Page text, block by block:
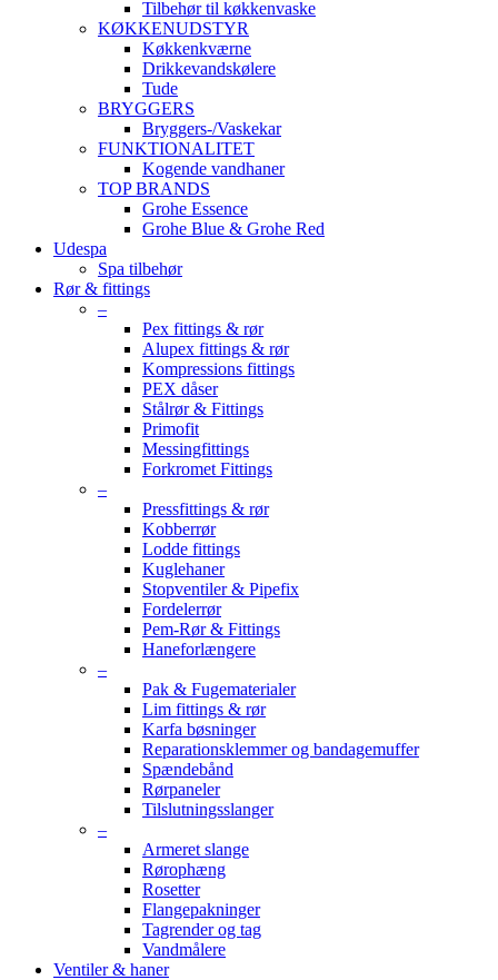
Tilbehør til køkkenvaske
KØKKENUDSTYR
Køkkenkværne
Drikkevandskølere
Tude
BRYGGERS
Bryggers-/Vaskekar
FUNKTIONALITET
Kogende vandhaner
TOP BRANDS
Grohe Essence
Grohe Blue & Grohe Red
Udespa
Spa tilbehør
Rør & fittings
–
Pex fittings & rør
Alupex fittings & rør
Kompressions fittings
PEX dåser
Stålrør & Fittings
Primofit
Messingfittings
Forkromet Fittings
–
Pressfittings & rør
Kobberrør
Lodde fittings
Kuglehaner
Stopventiler & Pipefix
Fordelerrør
Pem-Rør & Fittings
Haneforlængere
–
Pak & Fugematerialer
Lim fittings & rør
Karfa bøsninger
Reparationsklemmer og bandagemuffer
Spændebånd
Rørpaneler
Tilslutningsslanger
–
Armeret slange
Rørophæng
Rosetter
Flangepakninger
Tagrender og tag
Vandmålere
Ventiler & haner